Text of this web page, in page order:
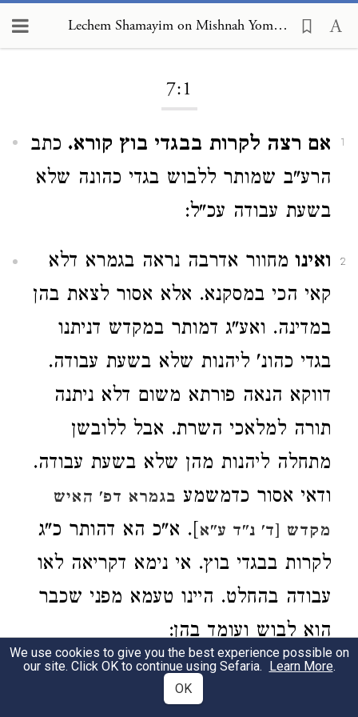
Lechem Shamayim on Mishnah Yoma 7:1
7:1
1 אם רצה לקרות בבגדי בוץ קורא. כתב
הרע"ב שמותר ללבוש בגדי כהונה שלא
בשעת עבודה עכ"ל:
2 ואינו מחוור אדרבה נראה בגמרא דלא
קאי הכי במסקנא. אלא אסור לצאת בהן
במדינה. ואע"ג דמותר במקדש דניתנו
בגדי כהונ' ליהנות שלא בשעת עבודה.
דווקא הנאה פורתא משום דלא ניתנה
תורה למלאכי השרת. אבל ללובשן
מתחלה ליהנות מהן שלא בשעת עבודה.
ודאי אסור כדמשמע בגמרא דפ' האיש
מקדש [ד' נ"ד ע"א]. א"כ הא דהותר כ"ג
לקרות בבגדי בוץ. אי נימא דקריאה לאו
עבודה בהחלט. היינו טעמא מפני שכבר
הוא לבוש ועומד בהן:
דילמא אפילו ללבוש בתחלה היה
We use cookies to give you the best experience possible on
our site. Click OK to continue using Sefaria. Learn More.
OK